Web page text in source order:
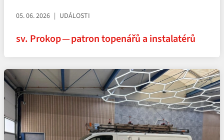
05. 06. 2026 UDÁLOSTI
sv. Prokop — patron topenářů a instalatérů